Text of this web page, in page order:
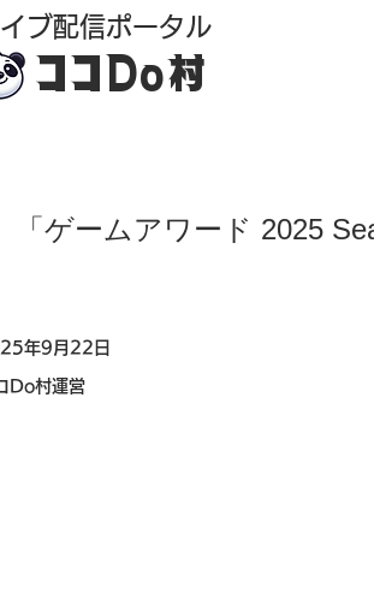
ブ配信ポータル
ココDo村
ゲームアワード 2025
年9月22日
Do村運営